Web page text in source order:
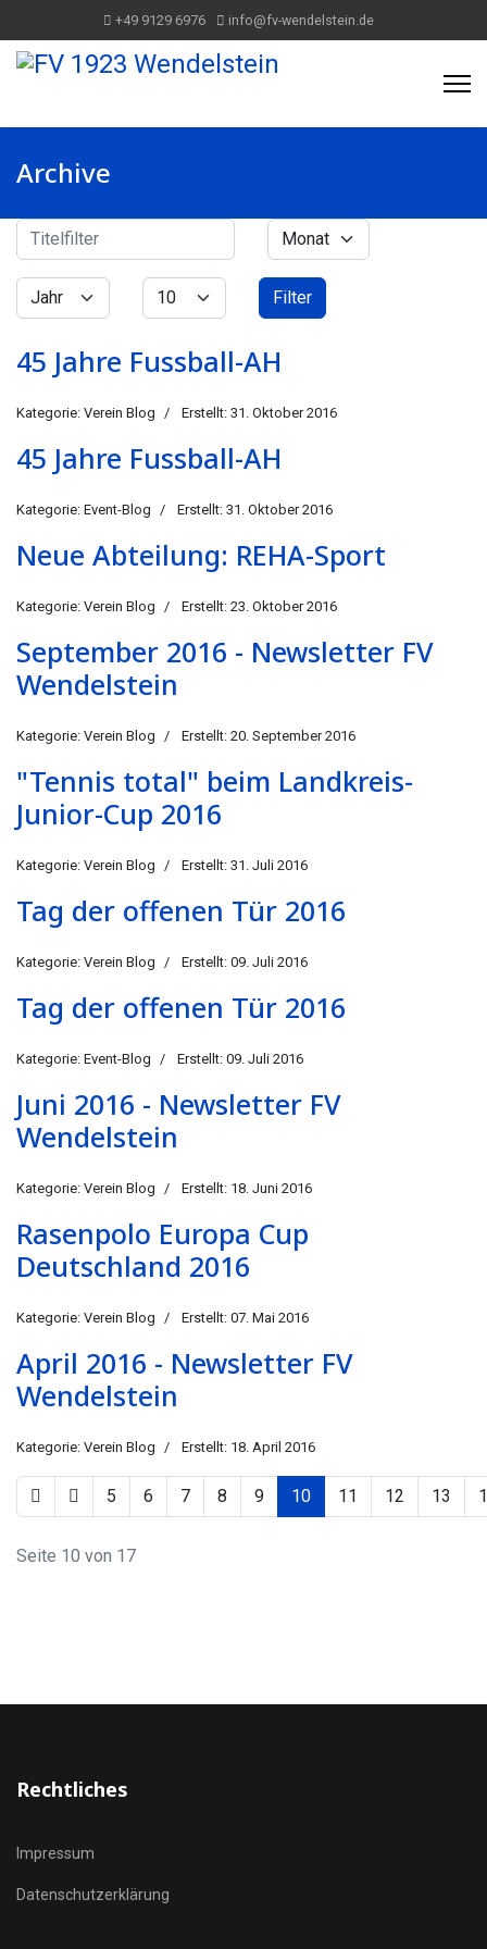
+49 9129 6976 info@fv-wendelstein.de
Archive
Filter
Titelfilter Monat
Jahr Anzeige # Filter
45 Jahre Fussball-AH
Kategorie: Verein Blog Erstellt: 31. Oktober 2016
45 Jahre Fussball-AH
Kategorie: Event-Blog Erstellt: 31. Oktober 2016
Neue Abteilung: REHA-Sport
Kategorie: Verein Blog Erstellt: 23. Oktober 2016
September 2016 - Newsletter FV
Wendelstein
Kategorie: Verein Blog Erstellt: 20. September 2016
"Tennis total" beim Landkreis-
Junior-Cup 2016
Kategorie: Verein Blog Erstellt: 31. Juli 2016
Tag der offenen Tür 2016
Kategorie: Verein Blog Erstellt: 09. Juli 2016
Tag der offenen Tür 2016
Kategorie: Event-Blog Erstellt: 09. Juli 2016
Juni 2016 - Newsletter FV
Wendelstein
Kategorie: Verein Blog Erstellt: 18. Juni 2016
Rasenpolo Europa Cup
Deutschland 2016
Kategorie: Verein Blog Erstellt: 07. Mai 2016
April 2016 - Newsletter FV
Wendelstein
Kategorie: Verein Blog Erstellt: 18. April 2016
5 6 7 8 9 10 11 12 13
Seite 10 von 17
Rechtliches
Impressum
Datenschutzerklärung